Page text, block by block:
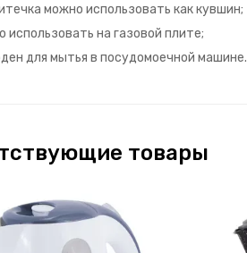
можно использовать как кувшин;
использовать на газовой плите;
для мытья в посудомоечной машине.
товары